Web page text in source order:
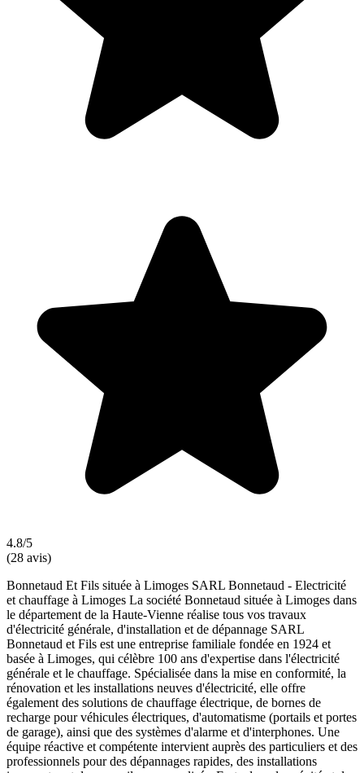
4.8/5
(28 avis)
Bonnetaud Et Fils située à Limoges SARL Bonnetaud - Electricité
et chauffage à Limoges La société Bonnetaud située à Limoges dans
le département de la Haute-Vienne réalise tous vos travaux
d'électricité générale, d'installation et de dépannage SARL
Bonnetaud et Fils est une entreprise familiale fondée en 1924 et
basée à Limoges, qui célèbre 100 ans d'expertise dans l'électricité
générale et le chauffage. Spécialisée dans la mise en conformité, la
rénovation et les installations neuves d'électricité, elle offre
également des solutions de chauffage électrique, de bornes de
recharge pour véhicules électriques, d'automatisme (portails et portes
de garage), ainsi que des systèmes d'alarme et d'interphones. Une
équipe réactive et compétente intervient auprès des particuliers et des
professionnels pour des dépannages rapides, des installations